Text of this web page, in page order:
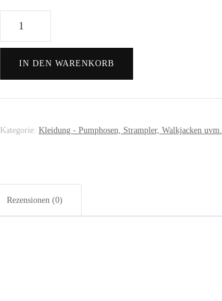
Strampler
Menge
IN DEN WARENKORB
Kategorie: Kleidung - Pumphosen, Strampler, Walkjacken uvm.
Rezensionen (0)